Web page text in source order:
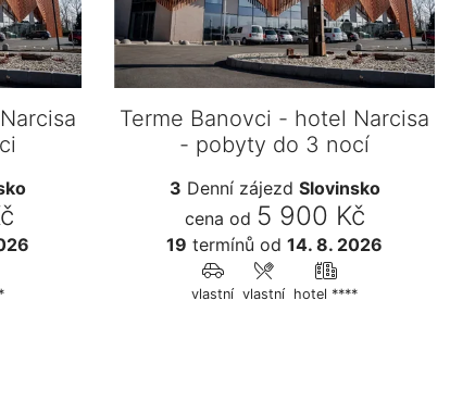
Terme Banovci - hotel Narcisa
- pobyty do 3 nocí
3 Denní zájezd Slovinsko
cena od 5 900 Kč
19 termínů od 14. 8. 2026
vlastní vlastní hotel ****